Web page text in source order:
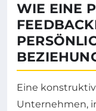
WIE EINE
Eine
Unternehmen,